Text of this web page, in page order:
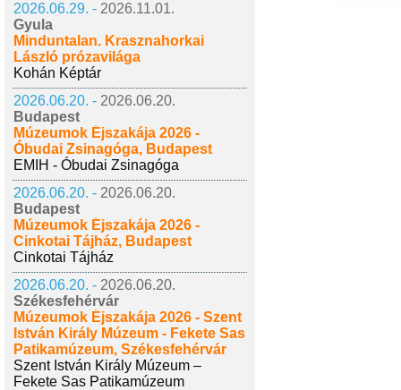
2026.06.29. - 2026.11.01.
Gyula
Minduntalan. Krasznahorkai
László prózavilága
Kohán Képtár
2026.06.20. - 2026.06.20.
Budapest
Múzeumok Éjszakája 2026 -
Óbudai Zsinagóga, Budapest
EMIH - Óbudai Zsinagóga
2026.06.20. - 2026.06.20.
Budapest
Múzeumok Éjszakája 2026 -
Cinkotai Tájház, Budapest
Cinkotai Tájház
2026.06.20. - 2026.06.20.
Székesfehérvár
Múzeumok Éjszakája 2026 - Szent
István Király Múzeum - Fekete Sas
Patikamúzeum, Székesfehérvár
Szent István Király Múzeum –
Fekete Sas Patikamúzeum